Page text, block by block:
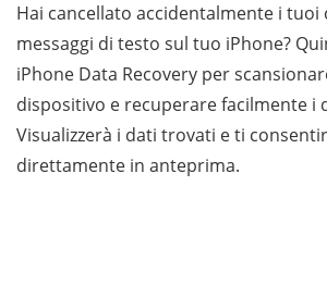
Hai cancellato accidentalmente i tuoi
messaggi di testo sul tuo iPhone?
iPhone Data Recovery per
dispositivo e recuperare facilmente i
Visualizzerà i dati trovati e ti
direttamente in anteprima.